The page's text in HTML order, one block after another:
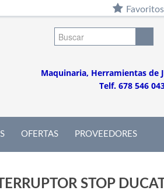
Favoritos
Maquinaria, Herramientas de
Telf. 678 546
OFERTAS PROVEEDORES
STOP